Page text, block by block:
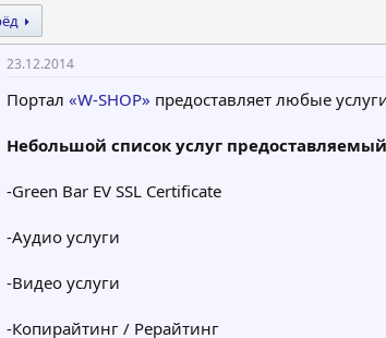
23.12.2014
Портал «W-SHOP» предоставляет любые
Небольшой список услуг
-Green Bar EV SSL Certificate
-Аудио услуги
-Видео услуги
-Копирайтинг / Рерайтинг